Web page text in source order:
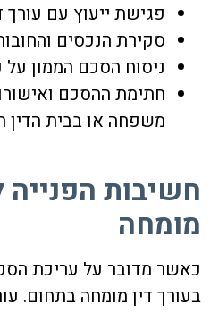
פגישת ייעוץ עם
סקירת הנכסים
ניסוח הסכם הממון
חתימת ההסכם
משפחה או בבית הדין
חשיבות הפנייה
מומחה
כאשר מדובר על עריכת
בעורך דין מומחה בתחום.